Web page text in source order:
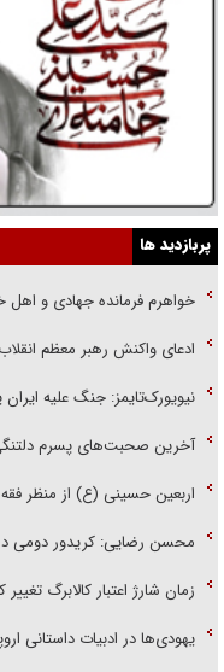
پربازدید ها
خواهرم فرمانده جهادی و
ادعای واکنش رهبر معظم
نیویورک‌تایمز: جنگ علیه
آخرین صحبت‌های پسرم
اربعین حسینی (ع) از منظر
محسن رضایی: کریدور دومی
زمان شارژ اعتبار کالابرگ تغییر
یهودی‌ها در ادبیات داستانی